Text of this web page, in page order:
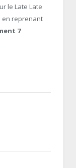
le Late Late
en reprenant
7